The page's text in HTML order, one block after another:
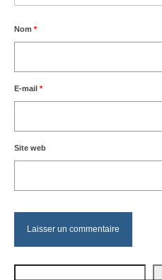
Nom *
E-mail *
Site web